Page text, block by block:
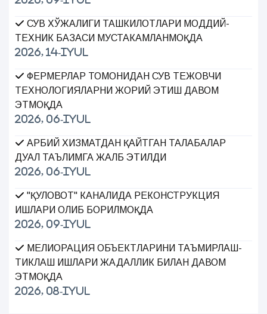
СУВ ХЎЖАЛИГИ ТАШКИЛОТЛАРИ МОДДИЙ-
ТЕХНИК БАЗАСИ МУСТАҲКАМЛАНМОҚДА
2026, 14-Iyul
ФЕРМЕРЛАР ТОМОНИДАН СУВ ТЕЖОВЧИ
ТЕХНОЛОГИЯЛАРНИ ЖОРИЙ ЭТИШ ДАВОМ
ЭТМОҚДА
2026, 06-Iyul
ҲАРБИЙ ХИЗМАТДАН ҚАЙТГАН ТАЛАБАЛАР
ДУАЛ ТАЪЛИМГА ЖАЛБ ЭТИЛДИ
2026, 06-Iyul
"ҚУЛОВОТ" КАНАЛИДА РЕКОНСТРУКЦИЯ
ИШЛАРИ ОЛИБ БОРИЛМОҚДА
2026, 09-Iyul
МЕЛИОРАЦИЯ ОБЪЕКТЛАРИНИ ТАЪМИРЛАШ-
ТИКЛАШ ИШЛАРИ ЖАДАЛЛИК БИЛАН ДАВОМ
ЭТМОҚДА
2026, 08-Iyul